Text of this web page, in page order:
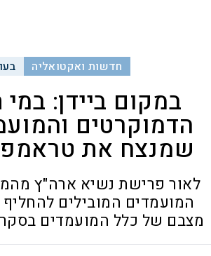
חדשות ואקטואליה
במקום ביידן:
הדמוקרטים
שמנצח את
לאור פרישת נשיא ארה"ץ
המועמדים המובילים להחליף
מצבם של כלל המועמדים